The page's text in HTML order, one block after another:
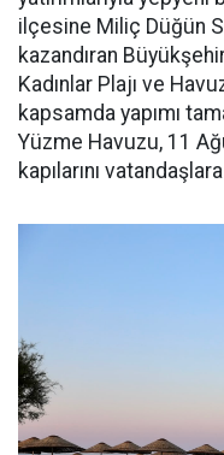
ilçesine Miliç Düğün
kazandıran
Kadınlar Plajı ve
kapsamda yapımı
Yüzme Havuzu, 11
kapılarını